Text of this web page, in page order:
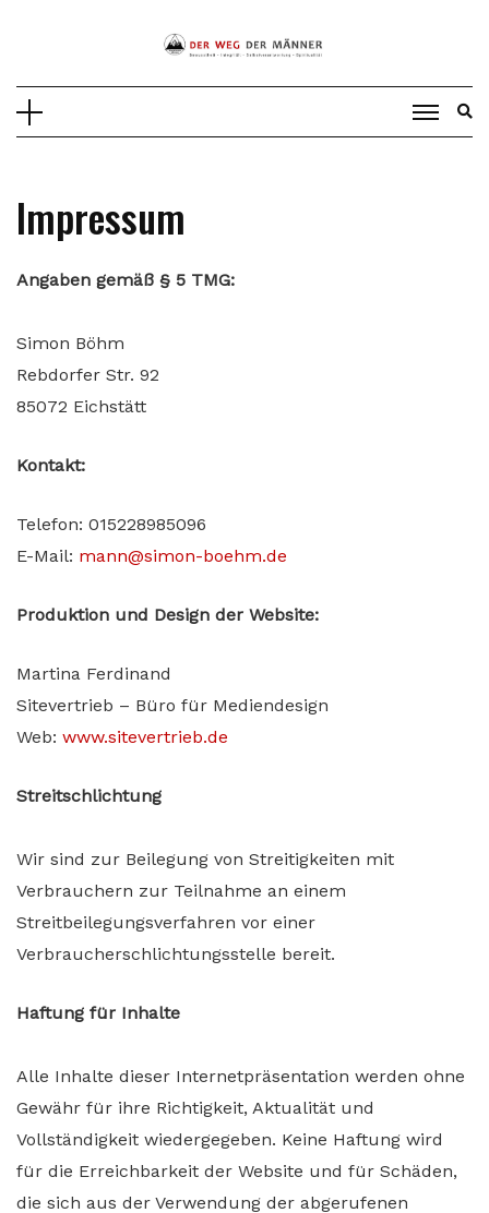
Impressum
Angaben gemäß § 5 TMG:
Simon Böhm
Rebdorfer Str. 92
85072 Eichstätt
Kontakt:
Telefon: 015228985096
E-Mail: mann@simon-boehm.de
Produktion und Design der Website:
Martina Ferdinand
Sitevertrieb – Büro für Mediendesign
Web: www.sitevertrieb.de
Streitschlichtung
Wir sind zur Beilegung von Streitigkeiten mit
Verbrauchern zur Teilnahme an einem
Streitbeilegungsverfahren vor einer
Verbraucherschlichtungsstelle bereit.
Haftung für Inhalte
Alle Inhalte dieser Internetpräsentation werden ohne
Gewähr für ihre Richtigkeit, Aktualität und
Vollständigkeit wiedergegeben. Keine Haftung wird
für die Erreichbarkeit der Website und für Schäden,
die sich aus der Verwendung der abgerufenen